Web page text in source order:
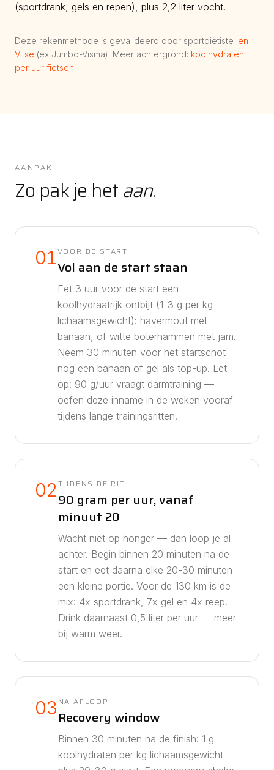
(sportdrank, gels en repen), plus 2,2 liter vocht.
Deze rekenmethode is gevalideerd door sportdiëtiste Ien
Vitse (ex Jumbo-Visma). Meer achtergrond: koolhydraten
per uur fietsen.
AANPAK
Zo pak je hetaan.
01VOOR DE START
Vol aan de start staan
Eet 3 uur voor de start een
koolhydraatrijk ontbijt (1-3 g per kg
lichaamsgewicht): havermout met
banaan, of witte boterhammen met jam.
Neem 30 minuten voor het startschot
nog een banaan of gel als top-up. Let
op: 90 g/uur vraagt darmtraining —
oefen deze inname in de weken vooraf
tijdens lange trainingsritten.
02TIJDENS DE RIT
90 gram per uur, vanaf
minuut 20
Wacht niet op honger — dan loop je al
achter. Begin binnen 20 minuten na de
start en eet daarna elke 20-30 minuten
een kleine portie. Voor de 130 km is de
mix: 4x sportdrank, 7x gel en 4x reep.
Drink daarnaast 0,5 liter per uur — meer
bij warm weer.
03 NA AFLOOP
Recovery window
Binnen 30 minuten na de finish: 1 g
koolhydraten per kg lichaamsgewicht